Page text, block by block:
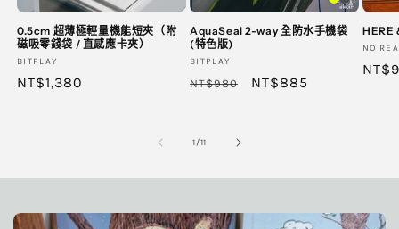
0.5cm 超薄極輕量機能短夾（附
磁吸零錢袋 / 直感應卡夾）
廠
商：
BITPLAY
定
NT$1,380
AquaSeal 2-way 全防水手機袋
(特色版)
廠
商：
BITPLAY
定
NT$980
售
NT$885
HERE
廠
商：
NO
定
1//11